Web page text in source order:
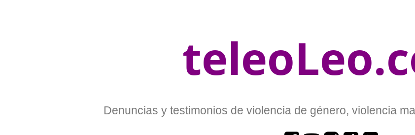
Denuncias y testimonios de violencia de género, violencia